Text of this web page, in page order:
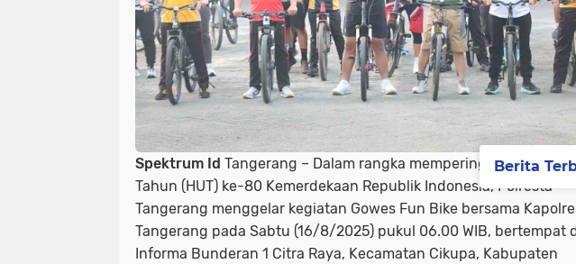
Spektrum Id Tangerang – Dalam rangka memperingati Hari
Tahun (HUT) ke-80 Kemerdekaan Republik Indonesia, Polresta
Tangerang menggelar kegiatan Gowes Fun Bike bersama
Tangerang pada Sabtu (16/8/2025) pukul 06.00 WIB, bertempat
Informa Bunderan 1 Citra Raya, Kecamatan Cikupa, Kabupaten
Berita